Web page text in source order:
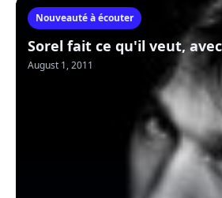
Nouveauté à écouter
Sorel fait ce qu'il veut,
August 1, 2011